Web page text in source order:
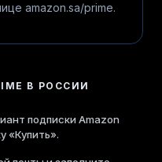
amazon.sa/prime.
В РОССИИ
подписки Amazon
«Купить».